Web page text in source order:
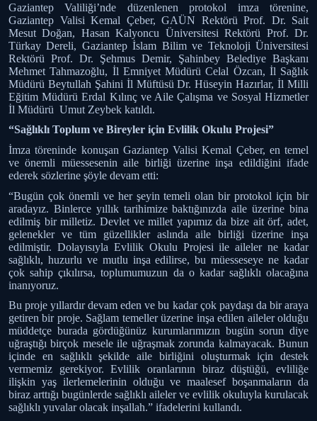
Gaziantep Valiliği’nde düzenlenen protokol imza törenine,
Gaziantep Valisi Kemal Çeber, GAÜN Rektörü Prof. Dr. Sait
Mesut Doğan, Hasan Kalyoncu Üniversitesi Rektörü Prof. Dr.
Türkay Dereli, Gaziantep İslam Bilim ve Teknoloji Üniversitesi
Rektörü Prof. Dr. Şehmus Demir, Şahinbey Belediye Başkanı
Mehmet Tahmazoğlu, İl Emniyet Müdürü Celal Özcan, İl Sağlık
Müdürü Beytullah Şahini İl Müftüsü Dr. Hüseyin Hazırlar, İl Milli
Eğitim Müdürü Erdal Kılınç ve Aile Çalışma ve Sosyal Hizmetler
İl Müdürü Umut Zeybek katıldı.
“Sağlıklı Toplum ve Bireyler için Evlilik Okulu Projesi”
İmza töreninde konuşan Gaziantep Valisi Kemal Çeber, en temel
ve önemli müessesenin aile birliği üzerine inşa edildiğini ifade
ederek sözlerine şöyle devam etti:
“Bugün çok önemli ve her şeyin temeli olan bir protokol için bir
aradayız. Binlerce yıllık tarihimize baktığınızda aile üzerine bina
edilmiş bir milletiz. Devlet ve millet yapımız da bize ait örf, adet,
gelenekler ve tüm güzellikler aslında aile birliği üzerine inşa
edilmiştir. Dolayısıyla Evlilik Okulu Projesi ile aileler ne kadar
sağlıklı, huzurlu ve mutlu inşa edilirse, bu müesseseye ne kadar
çok sahip çıkılırsa, toplumumuzun da o kadar sağlıklı olacağına
inanıyoruz.
Bu proje yıllardır devam eden ve bu kadar çok paydaşı da bir araya
getiren bir proje. Sağlam temeller üzerine inşa edilen aileler olduğu
müddetçe burada gördüğünüz kurumlarımızın bugün sorun diye
uğraştığı birçok mesele ile uğraşmak zorunda kalmayacak. Bunun
içinde en sağlıklı şekilde aile birliğini oluşturmak için destek
vermemiz gerekiyor. Evlilik oranlarının biraz düştüğü, evliliğe
ilişkin yaş ilerlemelerinin olduğu ve maalesef boşanmaların da
biraz arttığı bugünlerde sağlıklı aileler ve evlilik okuluyla kurulacak
sağlıklı yuvalar olacak inşallah.” ifadelerini kullandı.